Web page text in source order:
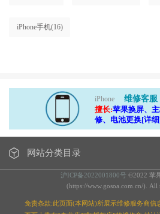
iPhone手机(16)
iPhone
维修客服
擅长:苹果换屏、
修、电池更换[详
网站分类目录
沪ICP备2022001800号 ©2022 苹
(https://www.gosoa.com.cn/). All
免责条款:此页面(本网站)所展示维修服务商信